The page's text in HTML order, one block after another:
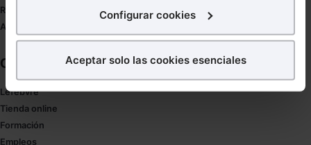
¿Qué puedes hacer?
en la web sea óptima
Puedes
todas las cookies excepto aquellas imprescindibles.
También puedes
Configurar cookies
Aceptar solo las cookies esenciales
Redirect sitemap
Autores de El Derecho
Corporativo
Lefebvre
Tienda online
Formación
Empleos